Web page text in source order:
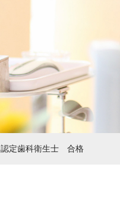
認定歯科衛生士 合格